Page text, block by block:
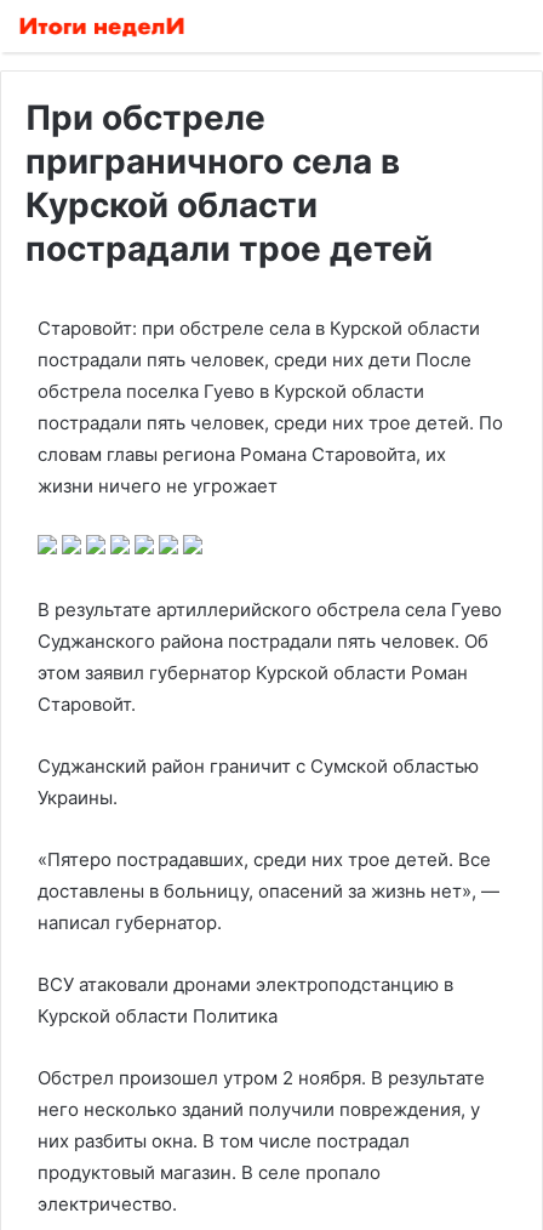
При обстреле
приграничного села в
Курской области
пострадали трое детей
Старовойт: при обстреле села в Курской области
пострадали пять человек, среди них дети После
обстрела поселка Гуево в Курской области
пострадали пять человек, среди них трое детей. По
словам главы региона Романа Старовойта, их
жизни ничего не угрожает
В результате артиллерийского обстрела села Гуево
Суджанского района пострадали пять человек. Об
этом заявил губернатор Курской области Роман
Старовойт.
Суджанский район граничит с Сумской областью
Украины.
«Пятеро пострадавших, среди них трое детей. Все
доставлены в больницу, опасений за жизнь нет», —
написал губернатор.
ВСУ атаковали дронами электроподстанцию в
Курской области Политика
Обстрел произошел утром 2 ноября. В результате
него несколько зданий получили повреждения, у
них разбиты окна. В том числе пострадал
продуктовый магазин. В селе пропало
электричество.